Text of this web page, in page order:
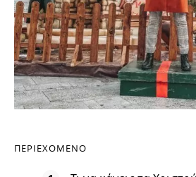
ΠΕΡΙΕΧΌΜΕΝΟ